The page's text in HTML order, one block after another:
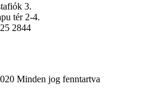
3.
tér 2-4.
2844
Minden jog fenntartva